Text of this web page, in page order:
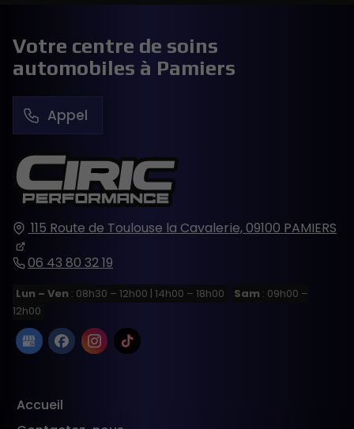
115 Route de Toulouse la Cavalerie,09100 PAMIERS
06 43 80 32 19
Lun – Ven : 08h30 – 12h00 | 14h00 – 18h00 Sam : 09h00 –
12h00
Accueil
Votre centre de soins
automobiles à Pamiers
Appel